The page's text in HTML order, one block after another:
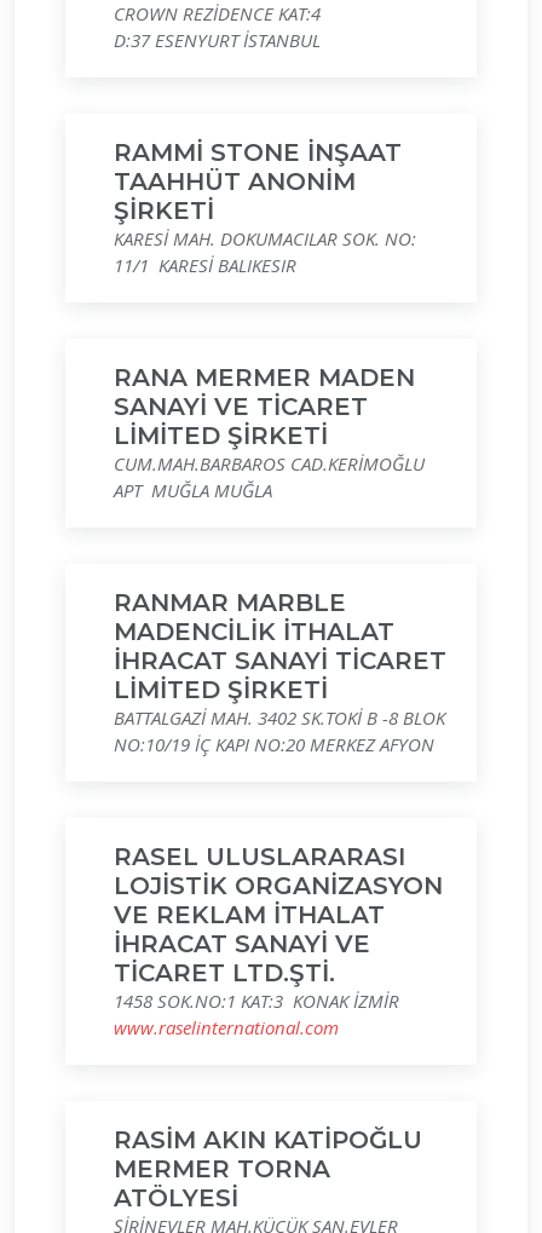
CROWN REZİDENCE KAT:4
D:37 ESENYURT İSTANBUL
RAMMİ STONE İNŞAAT
TAAHHÜT ANONİM
ŞİRKETİ
KARESİ MAH. DOKUMACILAR SOK. NO:
11/1 KARESİ BALIKESIR
RANA MERMER MADEN
SANAYİ VE TİCARET
LİMİTED ŞİRKETİ
CUM.MAH.BARBAROS CAD.KERİMOĞLU
APT MUĞLA MUĞLA
RANMAR MARBLE
MADENCİLİK İTHALAT
İHRACAT SANAYİ TİCARET
LİMİTED ŞİRKETİ
BATTALGAZİ MAH. 3402 SK.TOKİ B -8 BLOK
NO:10/19 İÇ KAPI NO:20 MERKEZ AFYON
RASEL ULUSLARARASI
LOJİSTİK ORGANİZASYON
VE REKLAM İTHALAT
İHRACAT SANAYİ VE
TİCARET LTD.ŞTİ.
1458 SOK.NO:1 KAT:3 KONAK İZMİR
www.raselinternational.com
RASİM AKIN KATİPOĞLU
MERMER TORNA
ATÖLYESİ
ŞİRİNEVLER MAH.KÜÇÜK SAN.EVLER